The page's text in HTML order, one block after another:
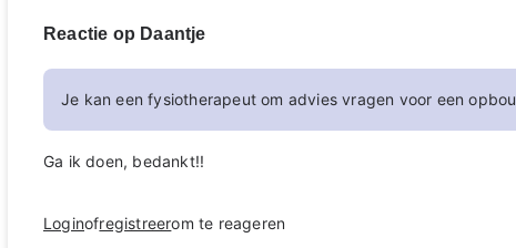
Reactie op Daantje
Je kan een fysiotherapeut om advies vragen voor een
Ga ik doen, bedankt!!
Loginofregistreerom te reageren